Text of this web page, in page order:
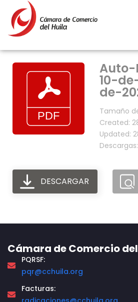
Auto-
10-
de-
Tamaño
Created:
Updated:
DESCARGAR
Cámara de Comercio
PQRSF:
pqr@cchuila.org
Facturas: